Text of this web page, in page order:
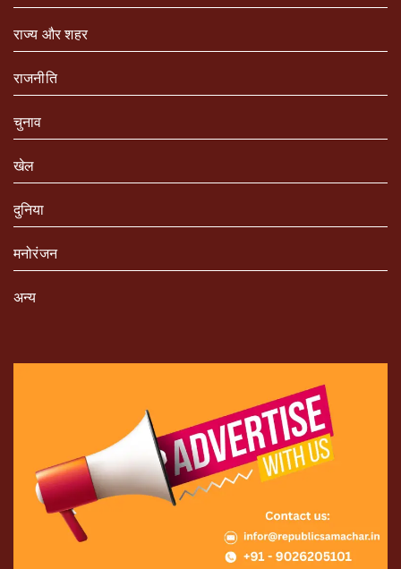
राज्य और शहर
राजनीति
चुनाव
खेल
दुनिया
मनोरंजन
अन्य